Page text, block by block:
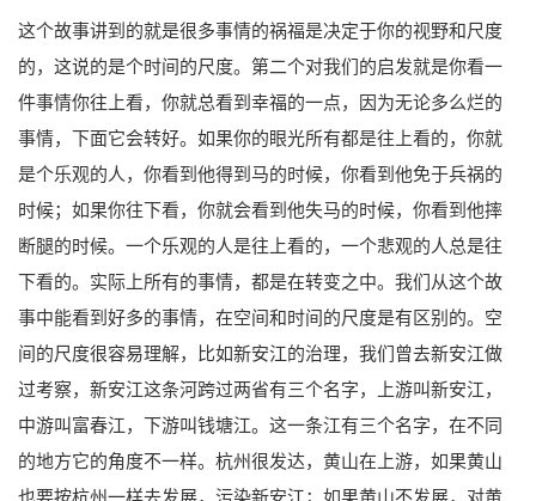
这个故事讲到的就是很多事情的祸福是决定于你的视野和尺度
的，这说的是个时间的尺度。第二个对我们的启发就是你看一
件事情你往上看，你就总看到幸福的一点，因为无论多么烂的
事情，下面它会转好。如果你的眼光所有都是往上看的，你就
是个乐观的人，你看到他得到马的时候，你看到他免于兵祸的
时候；如果你往下看，你就会看到他失马的时候，你看到他摔
断腿的时候。一个乐观的人是往上看的，一个悲观的人总是往
下看的。实际上所有的事情，都是在转变之中。我们从这个故
事中能看到好多的事情，在空间和时间的尺度是有区别的。空
间的尺度很容易理解，比如新安江的治理，我们曾去新安江做
过考察，新安江这条河跨过两省有三个名字，上游叫新安江，
中游叫富春江，下游叫钱塘江。这一条江有三个名字，在不同
的地方它的角度不一样。杭州很发达，黄山在上游，如果黄山
也要按杭州一样去发展，污染新安江；如果黄山不发展，对黄